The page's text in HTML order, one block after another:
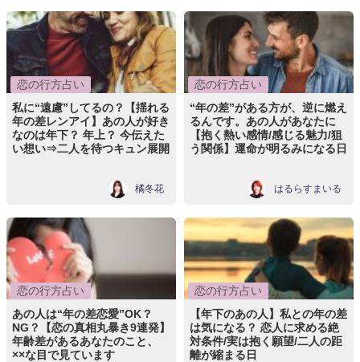
恋の行方占い
私に“遠慮”してるの？【揺れる
年の差レンアイ】あの人が好き
なのは年下？ 年上？ 今伝えた
い想い⇒二人を待つキュン展開
橘冬花
恋の行方占い
“年の差”がある方が、逆に燃え
るんです。あの人があなたに
【抱く熱い感情/感じる魅力/狙
う関係】運命が明るみになる日
はるらすまいる
恋の行方占い
あの人は“年の差恋愛”OK？
NG？【恋の真相丸暴き9連発】
年齢差があるあなたのこと、
××な目で見ています
恋の行方占い
【年下のあの人】私との年の差
は気になる？ 恋人に求める絶
対条件/実は抱く願望/二人の距
離が縮まる日